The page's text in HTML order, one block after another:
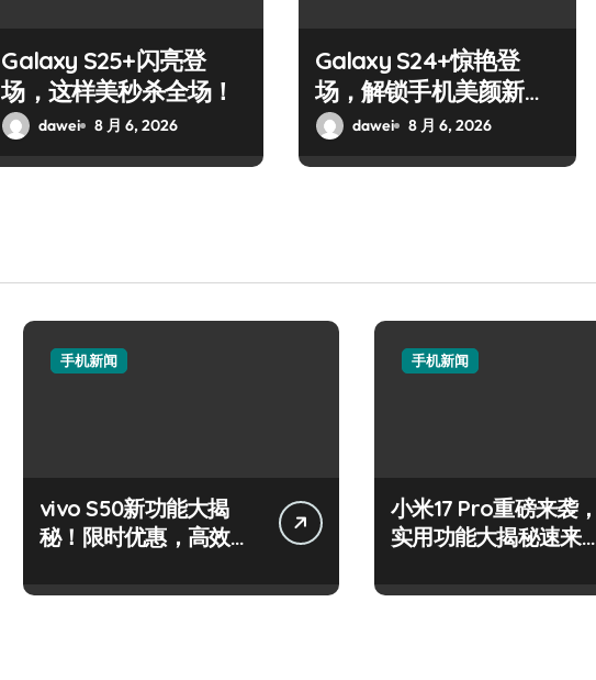
Galaxy S25+闪亮登
场，这样美秒杀全场！
dawei 8 月 6, 2026
Galaxy S24+惊艳登
场，解锁手机美颜新境
界！dawei 8 月 6, 2026
手机新闻
vivo S50新功能大揭
秘！限时优惠，高效玩
手机新闻
小米17 Pro重磅来袭，
实用功能大揭秘速来围